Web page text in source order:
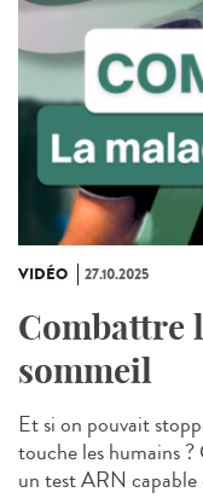
VIDÉO 27.10.2025
Combattre
sommeil
Et si on pouvait
touche les humains
un test ARN